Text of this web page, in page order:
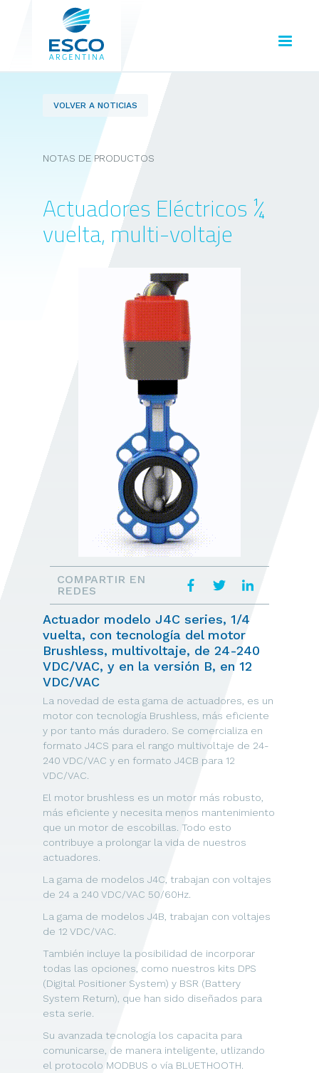
VOLVER A NOTICIAS
NOTAS DE PRODUCTOS
Actuadores Eléctricos ¼
vuelta, multi-voltaje
COMPARTIR EN
REDES
Actuador modelo J4C series, 1/4
vuelta, con tecnología del motor
Brushless, multivoltaje, de 24-240
VDC/VAC, y en la versión B, en 12
VDC/VAC
La novedad de esta gama de actuadores, es un
motor con tecnología Brushless, más eficiente
y por tanto más duradero. Se comercializa en
formato J4CS para el rango multivoltaje de 24-
240 VDC/VAC y en formato J4CB para 12
VDC/VAC.
El motor brushless es un motor más robusto,
más eficiente y necesita menos mantenimiento
que un motor de escobillas. Todo esto
contribuye a prolongar la vida de nuestros
actuadores.
La gama de modelos J4C, trabajan con voltajes
de 24 a 240 VDC/VAC 50/60Hz.
La gama de modelos J4B, trabajan con voltajes
de 12 VDC/VAC.
También incluye la posibilidad de incorporar
todas las opciones, como nuestros kits DPS
(Digital Positioner System) y BSR (Battery
System Return), que han sido diseñados para
esta serie.
Su avanzada tecnología los capacita para
comunicarse, de manera inteligente, utlizando
el protocolo MODBUS o vía BLUETHOOTH.